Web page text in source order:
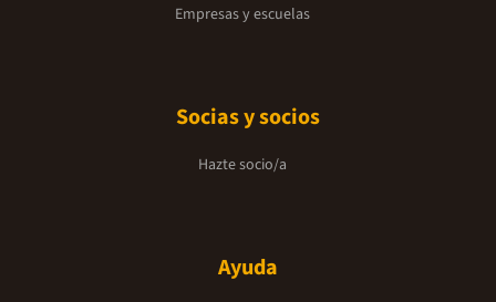
Empresas y escuelas
Socias y socios
Hazte socio/a
Ayuda